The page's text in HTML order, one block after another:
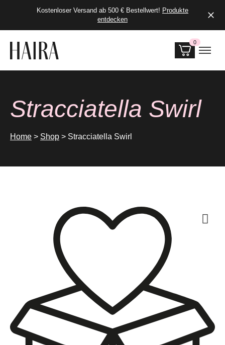
Kostenloser Versand ab 500 € Bestellwert! Produkte
entdecken
0 Produkte
Stracciatella Swirl
Home > Shop > Stracciatella Swirl